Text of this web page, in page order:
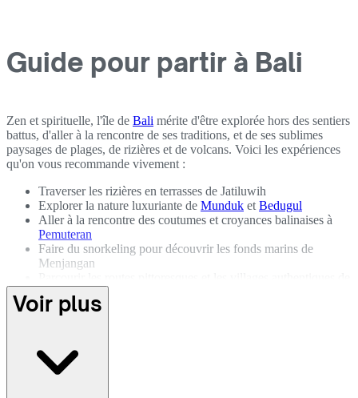
Guide pour partir à Bali
Zen et spirituelle, l'île de Bali mérite d'être explorée hors des sentiers
battus, d'aller à la rencontre de ses traditions, et de ses sublimes
paysages de plages, de rizières et de volcans. Voici les expériences
qu'on vous recommande vivement :
Traverser les rizières en terrasses de Jatiluwih
Explorer la nature luxuriante de Munduk et Bedugul
Aller à la rencontre des coutumes et croyances balinaises à
Pemuteran
Faire du snorkeling pour découvrir les fonds marins de
Menjangan
Sidemen
Lézarder sur les plages de
Faire l'ascension du majestueux Mont Agung, le sommet de
Bali
Visiter les piscines royales de
Voir plus